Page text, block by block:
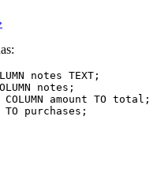
notes TEXT ;
notes;
amount TO total;
TO purchases;